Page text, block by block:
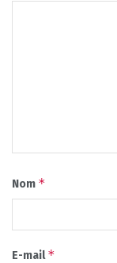
Nom *
E-mail*